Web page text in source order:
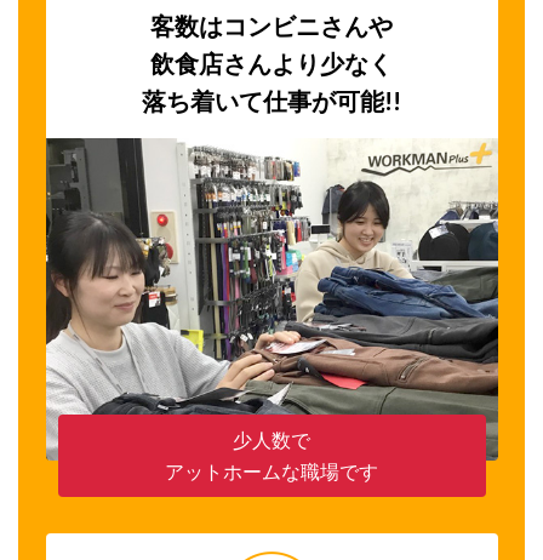
客数はコンビニさんや
飲食店さんより少なく
落ち着いて仕事が可能!!
少人数で
アットホームな職場です